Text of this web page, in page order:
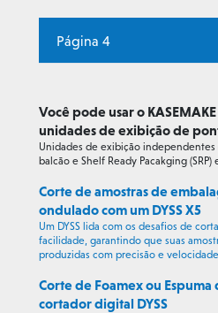
Página 4
Você pode usar o
unidades de exibição de
Unidades de exibição independentes
balcão e Shelf Ready Pacakging
Corte de amostras de
ondulado com um DYSS X5
Um DYSS lida com os desafios de
facilidade, garantindo que suas
produzidas com precisão e
Corte de Foamex ou Espuma
cortador digital DYSS